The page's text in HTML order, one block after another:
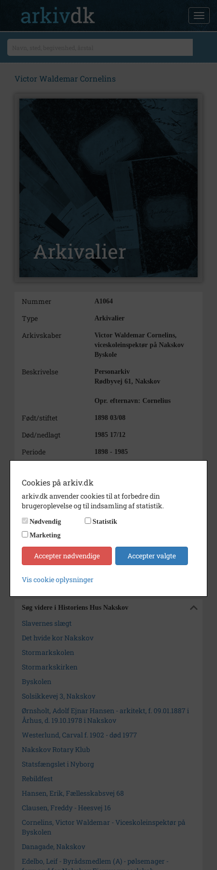
Victor Waldemar Cornelins
Nummer A1064
Type Arkivalier
Arkivskaber
Victor Waldemar Cornelins,
viceskoleinspektør på Nakskov
Byskole
Beskrivelse
Personarkiv
Rødbyvej 61, Nakskov
Opr. efternavn: Cornelius
Født/stiftet 1898 03/08
Død/nedlagt 1985 17/12
Periode 1898 - 1985
Yderligere indhold
119-1321937-1966 - Dagbøger, memoirer o.l.
1471968 - Diverse andet
1974 - Korrespondance
Søg videre i Historiens Hus Nakskov
Slavernes slægt
Det hvide kor Nakskov
Stormarkskolen
Stormarkskirken
Byskolen
Solsikkevej 3, Nakskov
Ørnsholt, Adolf Ejnar Hansen - arkitekt, f. 09.01.1887 i
Århus, d. 19.10.1978 i Nakskov
Westerlund, Carval f. 1902 - død 1977
Nakskov Rotary Klub
Statsfængslet i Nyborg
Rebildfest
Hansen, Erik, Fællesskabsvej 68
Clausen, Freddy - Heesvej 16
Cornelins, Victor Waldemar - Viceskoleinspektør på
Byskolen
Danagade, Nakskov
Edelbo, Leif - Byrådsmedlem (A) - pølsemager -
Cookies på arkiv.dk
arkiv.dk anvender cookies til at forbedre din
brugeroplevelse og til indsamling af statistik.
Nødvendig
Statistik
Marketing
Accepter nødvendige Accepter valgte
Vis cookie oplysninger